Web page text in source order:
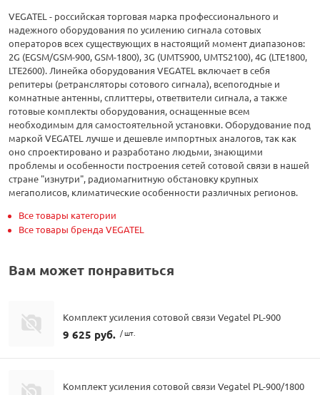
VEGATEL - российская торговая марка профессионального и
надежного оборудования по усилению сигнала сотовых
операторов всех существующих в настоящий момент диапазонов:
2G (EGSM/GSM-900, GSM-1800), 3G (UMTS900, UMTS2100), 4G (LTE1800,
LTE2600). Линейка оборудования VEGATEL включает в себя
репитеры (ретрансляторы сотового сигнала), всепогодные и
комнатные антенны, сплиттеры, ответвители сигнала, а также
готовые комплекты оборудования, оснащенные всем
необходимым для самостоятельной установки. Оборудование под
маркой VEGATEL лучше и дешевле импортных аналогов, так как
оно спроектировано и разработано людьми, знающими
проблемы и особенности построения сетей сотовой связи в нашей
стране "изнутри", радиомагнитную обстановку крупных
мегаполисов, климатические особенности различных регионов.
Все товары категории
Все товары бренда VEGATEL
Вам может понравиться
Комплект усиления сотовой связи Vegatel PL-900
9 625 руб. / шт.
Комплект усиления сотовой связи Vegatel PL-900/1800